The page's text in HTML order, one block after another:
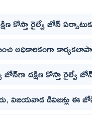
కోస్తా రైల్వే జోన్‌
అధికారికంగా
దక్షిణ కోస్తా రైల్వే జోన్
విజయవాడ డివిజన్లు ఈ